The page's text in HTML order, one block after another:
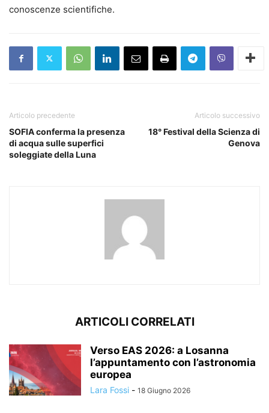
conoscenze scientifiche.
Articolo precedente
SOFIA conferma la presenza
di acqua sulle superfici
soleggiate della Luna
Articolo successivo
18° Festival della Scienza di
Genova
ARTICOLI CORRELATI
Verso EAS 2026: a Losanna
l’appuntamento con l’astronomia
europea
Lara Fossi - 18 Giugno 2026